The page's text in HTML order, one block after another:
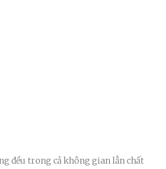
đều trong cả không gian lẫn chất